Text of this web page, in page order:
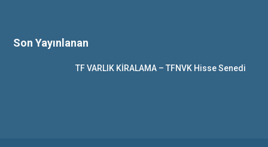
Son Yayınlanan
TF VARLIK KİRALAMA – TFNVK Hisse Senedi